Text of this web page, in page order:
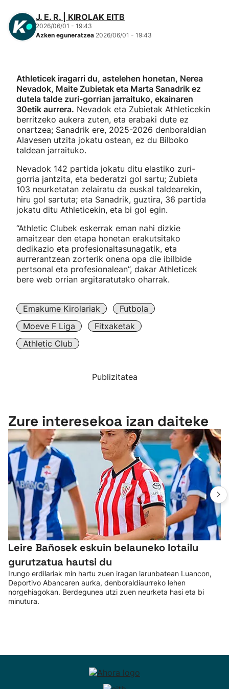
J. E. R. | KIROLAK EITB
2026/06/01 - 19:43
Azken eguneratzea 2026/06/01 - 19:43
Athleticek iragarri du, astelehen honetan, Nerea
Nevadok, Maite Zubietak eta Marta Sanadrik ez
dutela talde zuri-gorrian jarraituko, ekainaren
30etik aurrera. Nevadok eta Zubietak Athleticekin
berritzeko aukera zuten, eta erabaki dute ez
onartzea; Sanadrik ere, 2025-2026 denboraldian
Alavesen utzita jokatu ostean, ez du Bilboko
taldean jarraituko.
Nevadok 142 partida jokatu ditu elastiko zuri-
gorria jantzita, eta bederatzi gol sartu; Zubieta
103 neurketatan zelairatu da euskal taldearekin,
hiru gol sartuta; eta Sanadrik, guztira, 36 partida
jokatu ditu Athleticekin, eta bi gol egin.
“Athletic Clubek eskerrak eman nahi dizkie
amaitzear den etapa honetan erakutsitako
dedikazio eta profesionaltasunagatik, eta
aurrerantzean zorterik onena opa die ibilbide
pertsonal eta profesionalean”, dakar Athleticek
bere web orrian argitaratutako oharrak.
Emakume Kirolariak
Futbola
Moeve F Liga
Fitxaketak
Athletic Club
Publizitatea
Zure interesekoa izan daiteke
Leire Bañosek eskuin belauneko lotailu
gurutzatua hautsi du
Irungo erdilariak min hartu zuen iragan larunbatean Luancon,
Deportivo Abancaren aurka, denboraldiaurreko lehen
norgehiagokan. Berdegunea utzi zuen neurketa hasi eta bi
minutura.